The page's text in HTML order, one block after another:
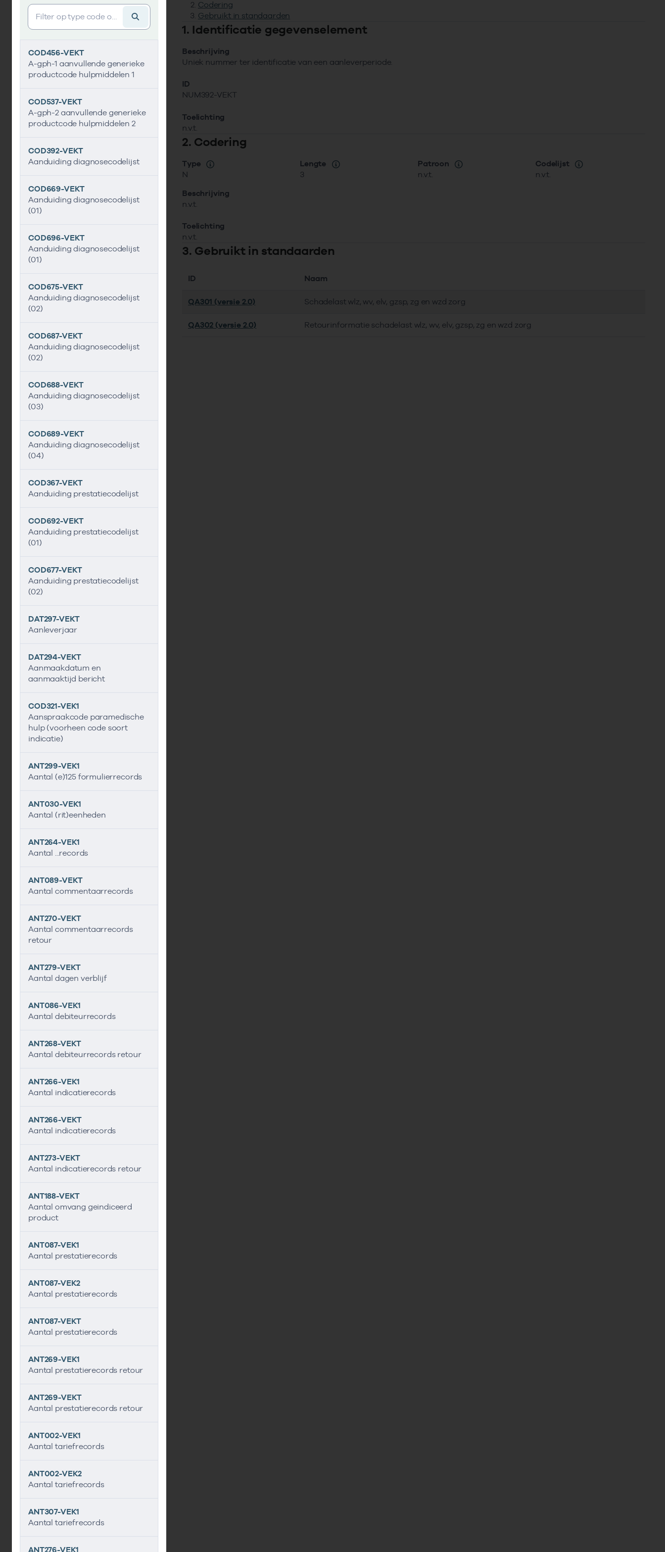
Vind gegevens&shy;element
COD456-VEKT
A-gph-1 aanvullende generieke
productcode hulpmiddelen 1
COD537-VEKT
A-gph-2 aanvullende generieke
productcode hulpmiddelen 2
COD392-VEKT
Aanduiding diagnosecodelijst
COD669-VEKT
Aanduiding diagnosecodelijst
(01)
COD696-VEKT
Aanduiding diagnosecodelijst
(01)
COD675-VEKT
Aanduiding diagnosecodelijst
(02)
COD687-VEKT
Aanduiding diagnosecodelijst
(02)
COD688-VEKT
Aanduiding diagnosecodelijst
(03)
COD689-VEKT
Aanduiding diagnosecodelijst
(04)
COD367-VEKT
Aanduiding prestatiecodelijst
COD692-VEKT
Aanduiding prestatiecodelijst
(01)
COD677-VEKT
Aanduiding prestatiecodelijst
(02)
DAT297-VEKT
Aanleverjaar
DAT294-VEKT
Aanmaakdatum en
aanmaaktijd bericht
COD321-VEK1
Aanspraakcode paramedische
hulp (voorheen code soort
indicatie)
ANT299-VEK1
Aantal (e)125 formulierrecords
ANT030-VEK1
Aantal (rit)eenheden
ANT264-VEK1
Aantal ...records
ANT089-VEKT
Aantal commentaarrecords
ANT270-VEKT
Aantal commentaarrecords
retour
ANT279-VEKT
Aantal dagen verblijf
ANT086-VEK1
Aantal debiteurrecords
ANT268-VEKT
Aantal debiteurrecords retour
ANT266-VEK1
Aantal indicatierecords
ANT266-VEKT
Aantal indicatierecords
ANT273-VEKT
Aantal indicatierecords retour
ANT188-VEKT
Aantal omvang geindiceerd
product
ANT087-VEK1
Aantal prestatierecords
ANT087-VEK2
Aantal prestatierecords
ANT087-VEKT
Aantal prestatierecords
ANT269-VEK1
Aantal prestatierecords retour
ANT269-VEKT
Aantal prestatierecords retour
ANT002-VEK1
Aantal tariefrecords
ANT002-VEK2
Aantal tariefrecords
ANT307-VEK1
Aantal tariefrecords
ANT276-VEK1
Codering
Gebruikt in standaarden
1. Identificatie gegevenselement
Beschrijving
Uniek nummer ter identificatie van een aanleverperiode.
ID
NUM392-VEKT
Toelichting
n.v.t.
2. Codering
Type
N
Lengte
3
Patroon
n.v.t.
Codelijst
n.v.t.
Beschrijving
n.v.t.
Toelichting
n.v.t.
3. Gebruikt in standaarden
ID Naam
QA301 (versie 2.0) Schadelast wlz, wv, elv, gzsp, zg en wzd zorg
QA302 (versie 2.0) Retourinformatie schadelast wlz, wv, elv, gzsp, zg en wzd zorg